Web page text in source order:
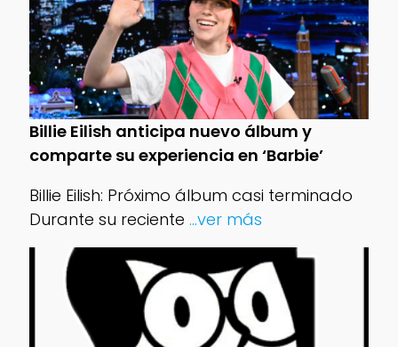
Billie Eilish anticipa nuevo álbum y
comparte su experiencia en ‘Barbie’
Billie Eilish: Próximo álbum casi terminado
Durante su reciente ...ver más